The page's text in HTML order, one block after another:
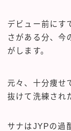
デビュー前にす
さがある分、今
がします。
元々、十分痩せ
抜けて洗練され
サナはJYPの過